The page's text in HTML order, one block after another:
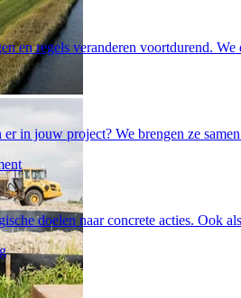
en regels veranderen voortdurend.
er in jouw project? We brengen ze
doelen naar concrete acties. Ook